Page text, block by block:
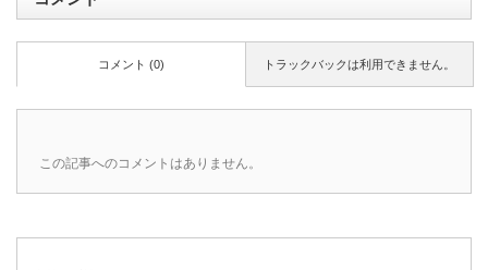
トラックバックは利用できません。
コメント (0)
この記事へのコメントはありません。